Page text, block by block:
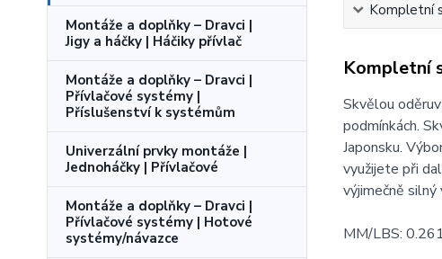
Montáže a doplňky – Dravci |
Jigy a háčky | Háčiky přívlač
Montáže a doplňky – Dravci |
Přívlačové systémy |
Příslušenství k systémům
Univerzální prvky montáže |
Jednoháčky | Přívlačové
Montáže a doplňky – Dravci |
Přívlačové systémy | Hotové
systémy/návazce
Kompletní
Kompletní
Skvělou
podmínkách.
Japonsku.
využijete při
výjimečně silný
MM/LBS: